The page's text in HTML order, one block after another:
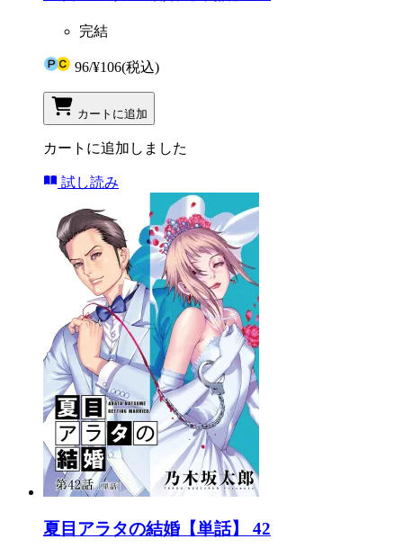
完結
96/¥106(税込)
カートに追加
カートに追加しました
試し読み
夏目アラタの結婚【単話】 42